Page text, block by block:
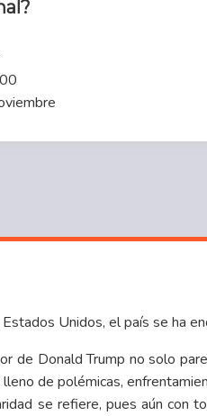
Unidos, el país se ha
de Donald Trump no solo
de polémicas,
se refiere, pues aún con